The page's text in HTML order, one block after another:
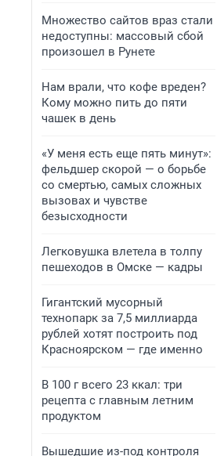
Множество сайтов враз стали
недоступны: массовый сбой
произошел в Рунете
Нам врали, что кофе вреден?
Кому можно пить до пяти
чашек в день
«У меня есть еще пять минут»:
фельдшер скорой — о борьбе
со смертью, самых сложных
вызовах и чувстве
безысходности
Легковушка влетела в толпу
пешеходов в Омске — кадры
Гигантский мусорный
технопарк за 7,5 миллиарда
рублей хотят построить под
Красноярском — где именно
В 100 г всего 23 ккал: три
рецепта с главным летним
продуктом
Вышедшие из-под контроля